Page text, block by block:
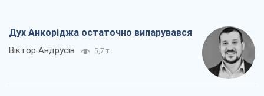
Дух Анкоріджа остаточно випарувався
Віктор Андрусів 5,7 т.